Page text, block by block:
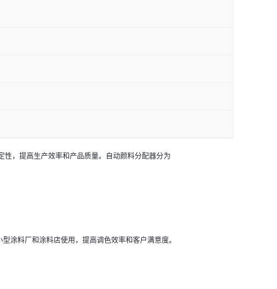
，提高生产效率和产品质量。自动颜料分配器分为
涂料厂和涂料店使用，提高调色效率和客户满意度。